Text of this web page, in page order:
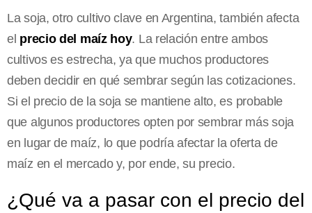
La soja, otro cultivo clave en Argentina, también afecta
el precio del maíz hoy. La relación entre ambos
cultivos es estrecha, ya que muchos productores
deben decidir en qué sembrar según las cotizaciones.
Si el precio de la soja se mantiene alto, es probable
que algunos productores opten por sembrar más soja
en lugar de maíz, lo que podría afectar la oferta de
maíz en el mercado y, por ende, su precio.
¿Qué va a pasar con el precio del